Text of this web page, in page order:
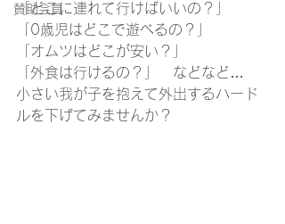
賛助会員
「どこに連れて行けばいいの？」
「0歳児はどこで遊べるの？」
「オムツはどこが安い？」
「外食は行けるの？」　などなど…
小さい我が子を抱えて外出するハード
ルを下げてみませんか？